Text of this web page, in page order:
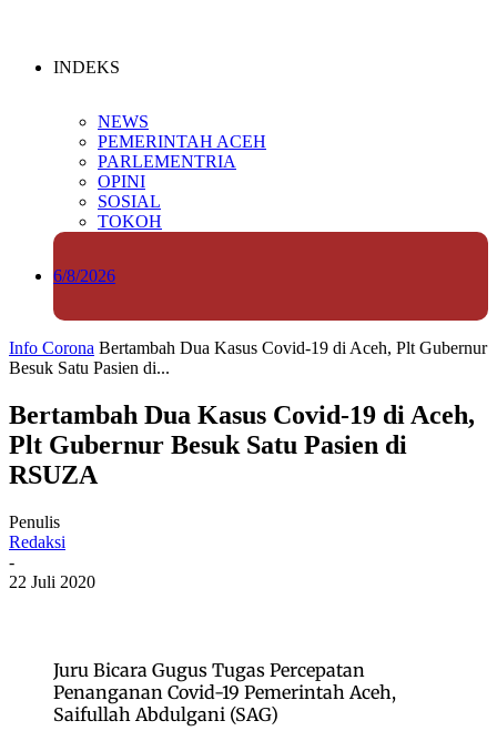
INDEKS
NEWS
PEMERINTAH ACEH
PARLEMENTRIA
OPINI
SOSIAL
TOKOH
6/8/2026
Info Corona Bertambah Dua Kasus Covid-19 di Aceh, Plt Gubernur
Besuk Satu Pasien di...
Bertambah Dua Kasus Covid-19 di Aceh,
Plt Gubernur Besuk Satu Pasien di
RSUZA
Penulis
Redaksi
-
22 Juli 2020
Juru Bicara Gugus Tugas Percepatan
Penanganan Covid-19 Pemerintah Aceh,
Saifullah Abdulgani (SAG)